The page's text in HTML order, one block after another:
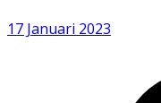
17 Januari 2023